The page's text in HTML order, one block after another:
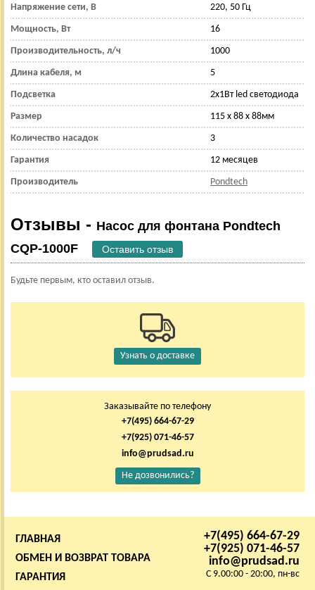
Напряжение сети, В 220, 50 Гц
Мощность, Вт 16
Производительность, л/ч 1000
Длина кабеля, м 5
Подсветка 2х1Вт led светодиода
Размер 115 х 88 х 88мм
Количество насадок 3
Гарантия 12 месяцев
Производитель Pondtech
Отзывы - Насос для фонтана Pondtech
CQP-1000F
Оставить отзыв
Будьте первым, кто оставил отзыв.
Узнать о доставке
Заказывайте по телефону
+7(495) 664-67-29
+7(925) 071-46-57
info@prudsad.ru
Не дозвонились?
+7(495) 664-67-29
+7(925) 071-46-57
info@prudsad.ru
C 9.00:00 - 20:00, пн-вс
ГЛАВНАЯ
ОБМЕН И ВОЗВРАТ ТОВАРА
ГАРАНТИЯ